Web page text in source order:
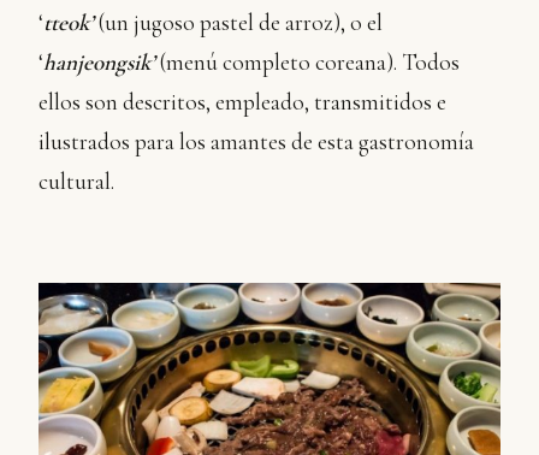
‘tteok’(un jugoso pastel de arroz), o el
‘hanjeongsik’(menú completo coreana). Todos
ellos son descritos, empleado, transmitidos e
ilustrados para los amantes de esta gastronomía
cultural.